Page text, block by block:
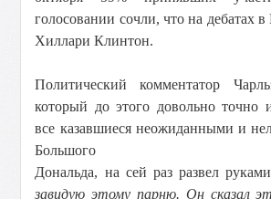
голосовании сочли, что на дебатах в
Хиллари Клинтон.
Политический комментатор
который до этого довольно точно
все казавшиеся неожиданными и
Большого
Дональда, на сей раз развел
завидую этому парню. Он сказал